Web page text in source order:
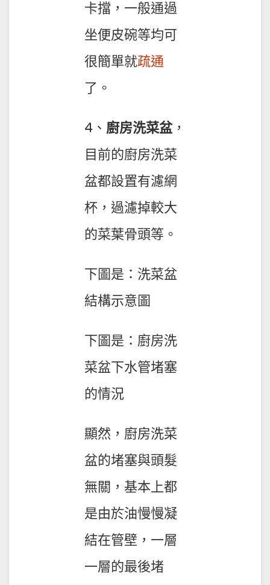
卡擋，一般通過
坐便皮碗等均可
很簡單就疏通
了。
4、 廚房洗菜盆，
目前的廚房洗菜
盆都設置有濾網
杯，過濾掉較大
的菜葉骨頭等。
下圖是：洗菜盆
結構示意圖
下圖是：廚房洗
菜盆下水管堵塞
的情況
顯然，廚房洗菜
盆的堵塞與頭髮
無關，基本上都
是由於油慢慢凝
結在管壁，一層
一層的最後堵